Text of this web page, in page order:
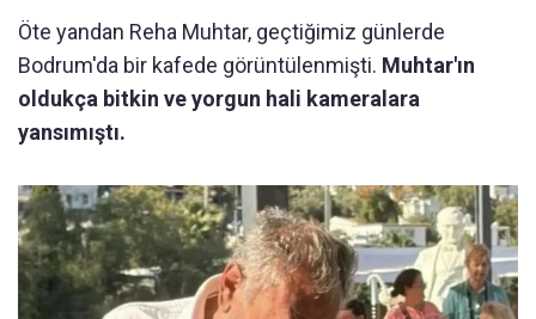
Öte yandan Reha Muhtar, geçtiğimiz günlerde
Bodrum'da bir kafede görüntülenmişti. Muhtar'ın
oldukça bitkin ve yorgun hali kameralara
yansımıştı.